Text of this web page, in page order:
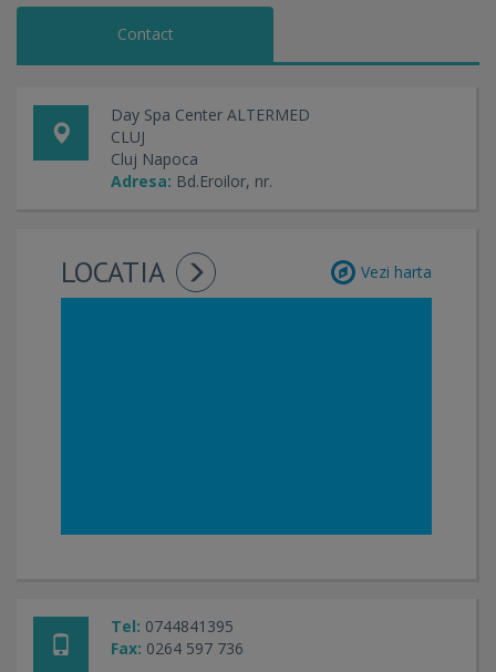
Contact
Day Spa Center ALTERMED
CLUJ
Cluj Napoca
Adresa: Bd.Eroilor, nr.
LOCATIA Vezi harta
Tel: 0744841395
Fax: 0264 597 736